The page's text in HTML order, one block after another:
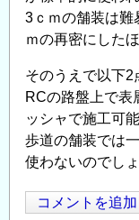
3ｃｍの舗装は難
ｍの再密にした
そのうえで以下2
RCの路盤上で表
ッシャで施工可
歩道の舗装では
使わないのでし
コメントを追加